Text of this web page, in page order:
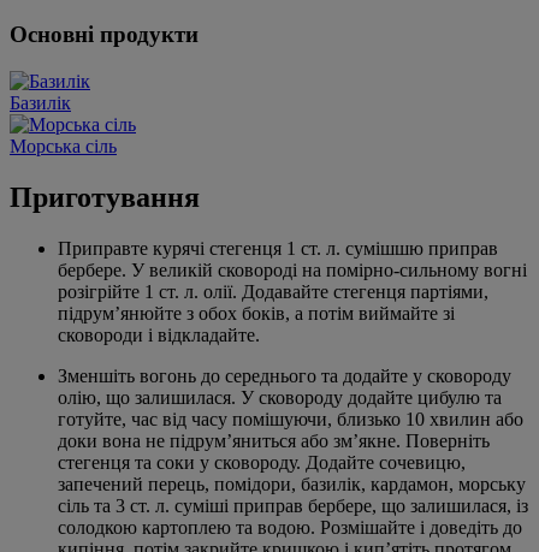
Основні продукти
Базилік
Морська сіль
Приготування
Приправте курячі стегенця 1 ст. л. сумішшю приправ
бербере. У великій сковороді на помірно-сильному вогні
розігрійте 1 ст. л. олії. Додавайте стегенця партіями,
підрум’янюйте з обох боків, а потім виймайте зі
сковороди і відкладайте.
Зменшіть вогонь до середнього та додайте у сковороду
олію, що залишилася. У сковороду додайте цибулю та
готуйте, час від часу помішуючи, близько 10 хвилин або
доки вона не підрум’яниться або зм’якне. Поверніть
стегенця та соки у сковороду. Додайте сочевицю,
запечений перець, помідори, базилік, кардамон, морську
сіль та 3 ст. л. суміші приправ бербере, що залишилася, із
солодкою картоплею та водою. Розмішайте і доведіть до